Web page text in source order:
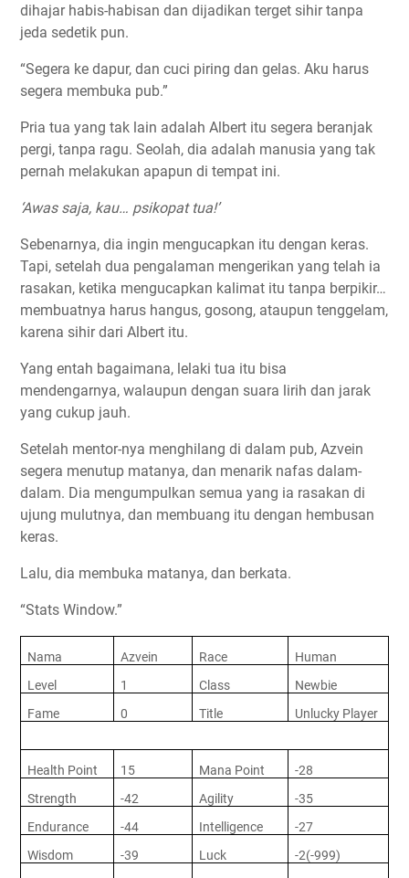
dihajar habis-habisan dan dijadikan terget sihir tanpa
jeda sedetik pun.
“Segera ke dapur, dan cuci piring dan gelas. Aku harus
segera membuka pub.”
Pria tua yang tak lain adalah Albert itu segera beranjak
pergi, tanpa ragu. Seolah, dia adalah manusia yang tak
pernah melakukan apapun di tempat ini.
‘Awas saja, kau… psikopat tua!’
Sebenarnya, dia ingin mengucapkan itu dengan keras.
Tapi, setelah dua pengalaman mengerikan yang telah ia
rasakan, ketika mengucapkan kalimat itu tanpa berpikir…
membuatnya harus hangus, gosong, ataupun tenggelam,
karena sihir dari Albert itu.
Yang entah bagaimana, lelaki tua itu bisa
mendengarnya, walaupun dengan suara lirih dan jarak
yang cukup jauh.
Setelah mentor-nya menghilang di dalam pub, Azvein
segera menutup matanya, dan menarik nafas dalam-
dalam. Dia mengumpulkan semua yang ia rasakan di
ujung mulutnya, dan membuang itu dengan hembusan
keras.
Lalu, dia membuka matanya, dan berkata.
“Stats Window.”
Nama Azvein Race
Human
Level
1 Class
Newbie
Fame
0 Title Unlucky Player
Health Point 15 Mana Point
-28
Strength
-42 Agility
-35
Endurance
-44 Intelligence
-27
Wisdom
-39 Luck
-2(-999)